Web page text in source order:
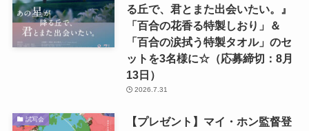
る丘で、君とまた出会いたい。』
「百合の花香る特製しおり」＆
「百合の涙拭う特製タオル」のセ
ットを3名様に☆（応募締切：8月
13日）
2026.7.31
試写会
【プレゼント】マイ・ホン監督登